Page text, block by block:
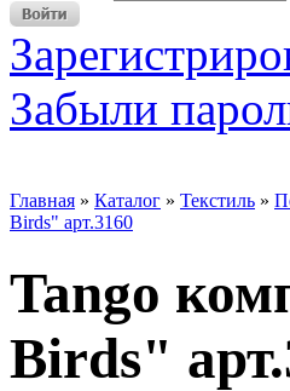
Забыли
Главная » Каталог » Текстиль »
Birds" арт.3160
Tango
Birds"